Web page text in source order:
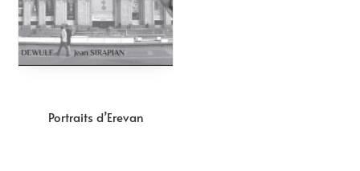
Portraits d’Erevan